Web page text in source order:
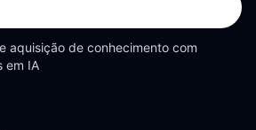
aquisição de conhecimento com
em IA